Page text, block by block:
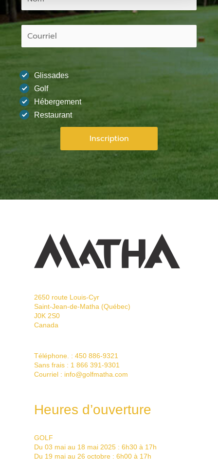
Glissades
Golf
Hébergement
Restaurant
2650 route Louis-Cyr
Saint-Jean-de-Matha (Québec)
J0K 2S0
Canada
Téléphone. : 450 886-9321
Sans frais : 1 866 391-9301
Courriel : info@golfmatha.com
Heures d’ouverture
GOLF
Du 03 mai au 18 mai 2025 : 6h30 à 17h
Du 19 mai au 26 octobre : 6h00 à 17h